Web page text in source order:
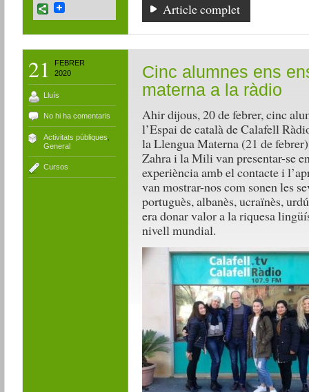
Article complet
21
FEBRER
2020
Lluís
No hi ha comentaris
Activitats públiques
General
Cursos
Cinc alumnes ens
materna a la ràdio
Ahir dijous, 20 de febrer, cinc
l’Espai de català de Calafell
la Llengua Materna (21 de
Zahra i la Mili van presentar-se
experiència amb el contacte i
van mostrar-nos com sonen les
portuguès, albanès, ucraïnès,
era donar valor a la riquesa
nivell mundial.